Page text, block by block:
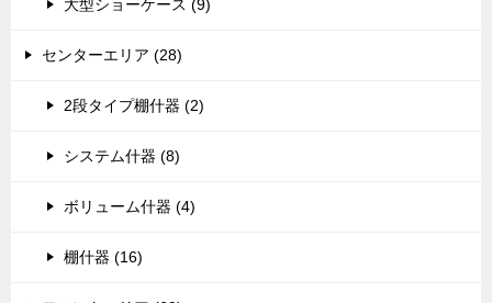
大型ショーケース (9)
センターエリア (28)
2段タイプ棚什器 (2)
システム什器 (8)
ボリューム什器 (4)
棚什器 (16)